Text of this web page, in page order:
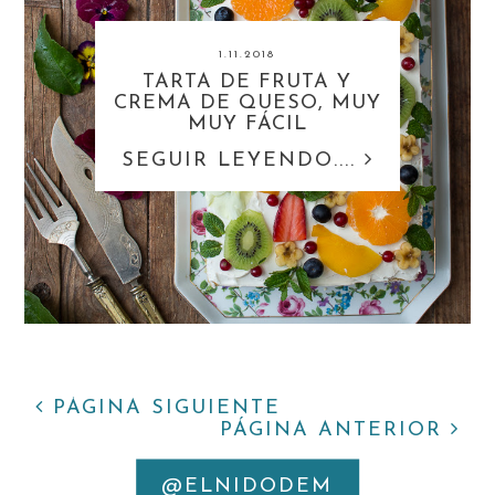
1.11.2018
TARTA DE FRUTA Y
CREMA DE QUESO, MUY
MUY FÁCIL
SEGUIR LEYENDO....
PÁGINA SIGUIENTE
PÁGINA ANTERIOR
@ELNIDODEM